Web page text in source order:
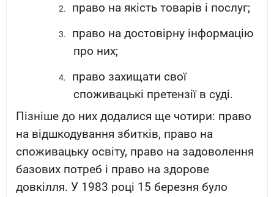
2. право на якість товарів і послуг;
3.
право на достовірну інформацію
про них;
4.
право захищати свої
споживацькі претензії в суді.
Пізніше до них додалися ще чотири: право
на відшкодування збитків, право на
споживацьку освіту, право на задоволення
базових потреб і право на здорове
довкілля. У 1983 році 15 березня було